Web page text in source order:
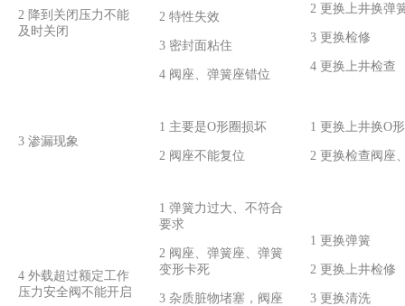
2 降到关闭压力不能
及时关闭
2 特性失效
3 密封面粘住
4 阀座、弹簧座错位
2 更换上井换弹
3 更换检修
4 更换上井检查
3 渗漏现象
1 主要是O形圈损坏
2 阀座不能复位
1 更换上井换O
2 更换检查阀座
4 外载超过额定工作
压力安全阀不能开启
1 弹簧力过大、不符合
要求
2 阀座、弹簧座、弹簧
变形卡死
3 杂质脏物堵塞，阀座
1 更换弹簧
2 更换上井检修
3 更换清洗